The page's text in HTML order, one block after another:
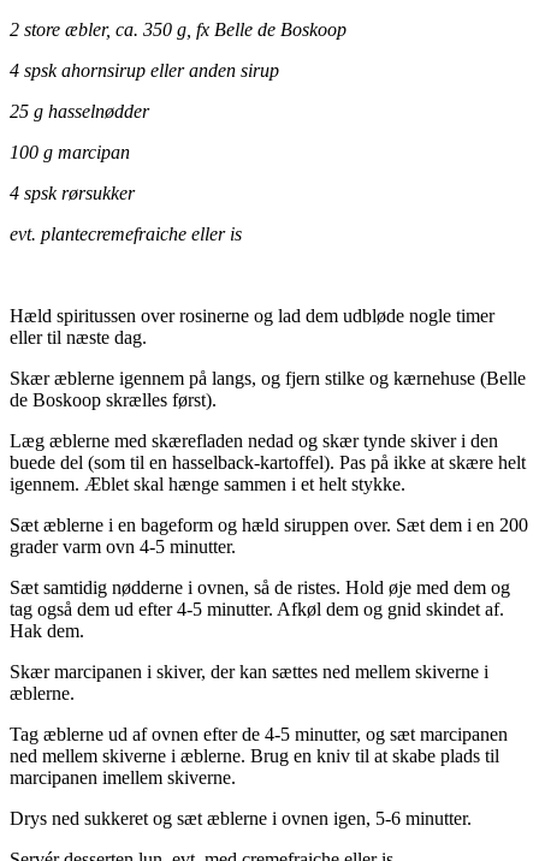
2 store æbler, ca. 350 g, fx Belle de Boskoop
4 spsk ahornsirup eller anden sirup
25 g hasselnødder
100 g marcipan
4 spsk rørsukker
evt. plantecremefraiche eller is
Hæld spiritussen over rosinerne og lad dem udbløde nogle timer
eller til næste dag.
Skær æblerne igennem på langs, og fjern stilke og kærnehuse (Belle
de Boskoop skrælles først).
Læg æblerne med skærefladen nedad og skær tynde skiver i den
buede del (som til en hasselback-kartoffel). Pas på ikke at skære helt
igennem. Æblet skal hænge sammen i et helt stykke.
Sæt æblerne i en bageform og hæld siruppen over. Sæt dem i en 200
grader varm ovn 4-5 minutter.
Sæt samtidig nødderne i ovnen, så de ristes. Hold øje med dem og
tag også dem ud efter 4-5 minutter. Afkøl dem og gnid skindet af.
Hak dem.
Skær marcipanen i skiver, der kan sættes ned mellem skiverne i
æblerne.
Tag æblerne ud af ovnen efter de 4-5 minutter, og sæt marcipanen
ned mellem skiverne i æblerne. Brug en kniv til at skabe plads til
marcipanen imellem skiverne.
Drys ned sukkeret og sæt æblerne i ovnen igen, 5-6 minutter.